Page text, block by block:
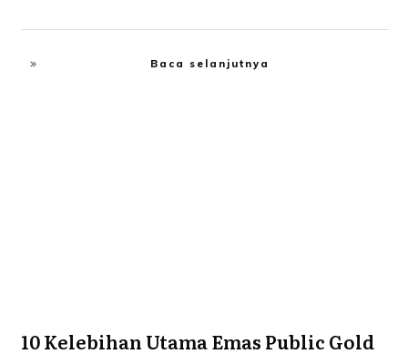
Baca selanjutnya
10 Kelebihan Utama Emas Public Gold